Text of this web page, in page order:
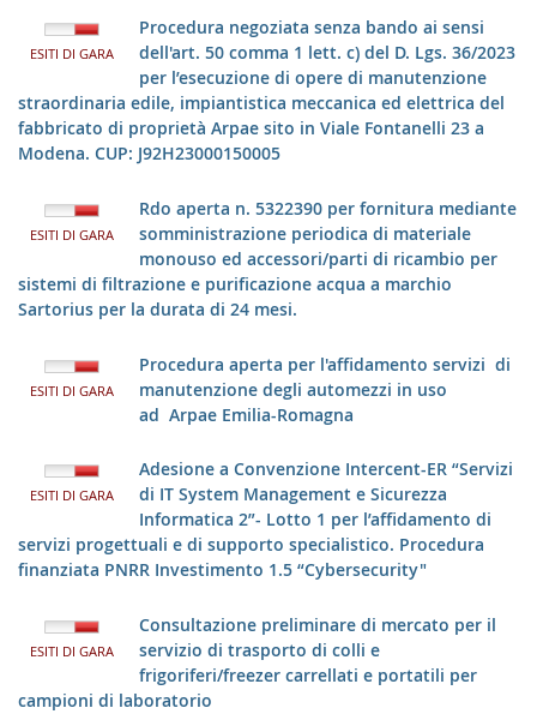
ESITI DI GARA
Procedura negoziata senza bando ai sensi
dell'art. 50 comma 1 lett. c) del D. Lgs. 36/2023
per l’esecuzione di opere di manutenzione
straordinaria edile, impiantistica meccanica ed elettrica del
fabbricato di proprietà Arpae sito in Viale Fontanelli 23 a
Modena. CUP: J92H23000150005
ESITI DI GARA
Rdo aperta n. 5322390 per fornitura mediante
somministrazione periodica di materiale
monouso ed accessori/parti di ricambio per
sistemi di filtrazione e purificazione acqua a marchio
Sartorius per la durata di 24 mesi.
ESITI DI GARA
Procedura aperta per l'affidamento servizi di
manutenzione degli automezzi in uso
ad Arpae Emilia-Romagna
ESITI DI GARA
Adesione a Convenzione Intercent-ER “Servizi
di IT System Management e Sicurezza
Informatica 2”- Lotto 1 per l’affidamento di
servizi progettuali e di supporto specialistico. Procedura
finanziata PNRR Investimento 1.5 “Cybersecurity"
ESITI DI GARA
Consultazione preliminare di mercato per il
servizio di trasporto di colli e
frigoriferi/freezer carrellati e portatili per
campioni di laboratorio